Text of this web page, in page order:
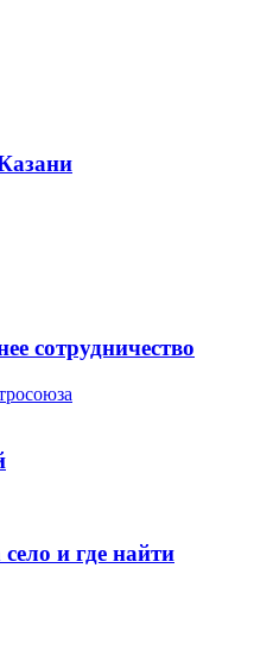
сотрудничество
и где найти